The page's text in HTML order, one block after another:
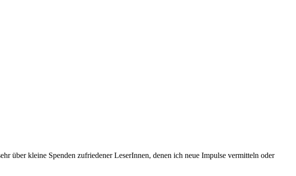
über kleine Spenden zufriedener Le­serInnen, denen ich neue Im­pul­se vermitteln oder